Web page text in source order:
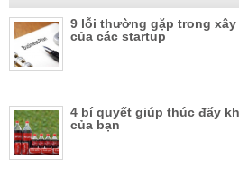
9 lỗi thường gặp trong
của các startup
4 bí quyết giúp thúc đẩy
của bạn